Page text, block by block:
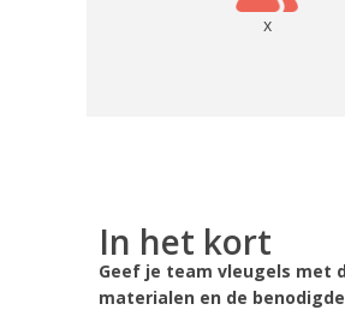
x
In het kort
Geef je team vleugels met
materialen en de